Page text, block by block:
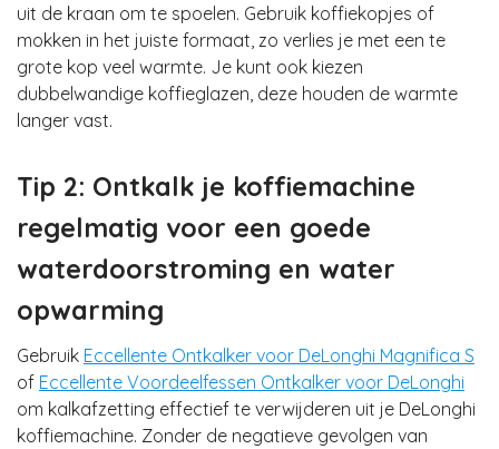
uit de kraan om te spoelen. Gebruik koffiekopjes of
mokken in het juiste formaat, zo verlies je met een te
grote kop veel warmte. Je kunt ook kiezen
dubbelwandige koffieglazen, deze houden de warmte
langer vast.
Tip 2: Ontkalk je koffiemachine
regelmatig voor een goede
waterdoorstroming en water
opwarming
Gebruik Eccellente Ontkalker voor DeLonghi Magnifica S
of Eccellente Voordeelfessen Ontkalker voor DeLonghi
om kalkafzetting effectief te verwijderen uit je DeLonghi
koffiemachine. Zonder de negatieve gevolgen van